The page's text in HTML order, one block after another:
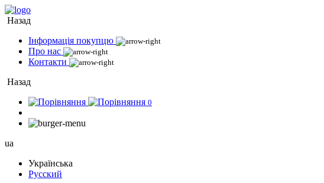
Назад
Інформація покупцю
Про нас
Контакти
Назад
0
ua
Українська
Русский